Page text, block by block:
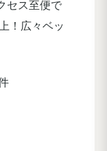
セス至便で
！広々ベッ